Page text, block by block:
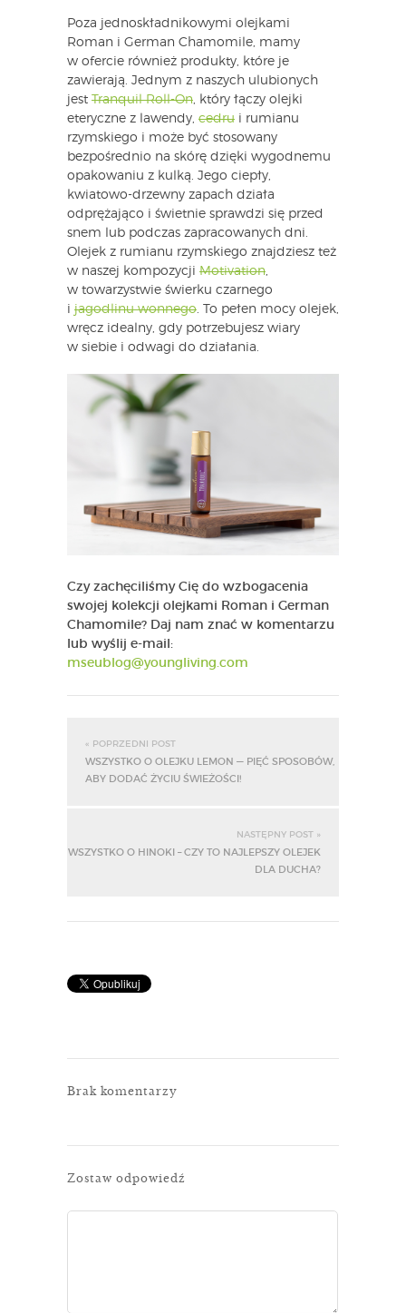
Poza jednoskładnikowymi olejkami
Roman i German Chamomile, mamy
w ofercie również produkty, które je
zawierają. Jednym z naszych ulubionych
jest Tranquil Roll-On, który łączy olejki
eteryczne z lawendy, cedru i rumianu
rzymskiego i może być stosowany
bezpośrednio na skórę dzięki wygodnemu
opakowaniu z kulką. Jego ciepły,
kwiatowo-drzewny zapach działa
odprężająco i świetnie sprawdzi się przed
snem lub podczas zapracowanych dni.
Olejek z rumianu rzymskiego znajdziesz też
w naszej kompozycji Motivation,
w towarzystwie świerku czarnego
i jagodlinu wonnego. To pełen mocy olejek,
wręcz idealny, gdy potrzebujesz wiary
w siebie i odwagi do działania.
Czy zachęciliśmy Cię do wzbogacenia
swojej kolekcji olejkami Roman i German
Chamomile? Daj nam znać w komentarzu
lub wyślij e-mail:
mseublog@youngliving.com
« POPRZEDNI POST
WSZYSTKO O OLEJKU LEMON — PIĘĆ SPOSOBÓW,
ABY DODAĆ ŻYCIU ŚWIEŻOŚCI!
NASTĘPNY POST »
WSZYSTKO O HINOKI – CZY TO NAJLEPSZY OLEJEK
DLA DUCHA?
Brak komentarzy
Zostaw odpowiedź